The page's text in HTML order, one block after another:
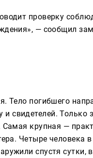
проверку
— сообщил
Тело погибшего
свидетелей. Только
крупная —
Четыре человека
спустя сутки,